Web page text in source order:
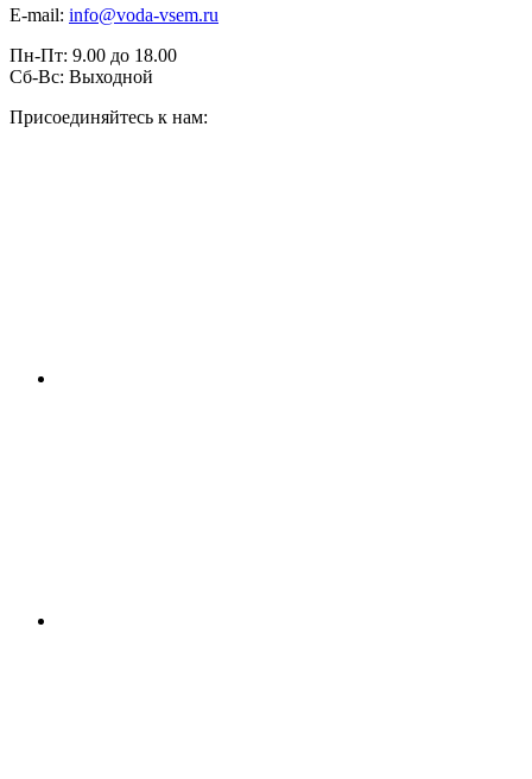
E-mail: info@voda-vsem.ru
Пн-Пт: 9.00 до 18.00
Сб-Вс: Выходной
Присоединяйтесь к нам: